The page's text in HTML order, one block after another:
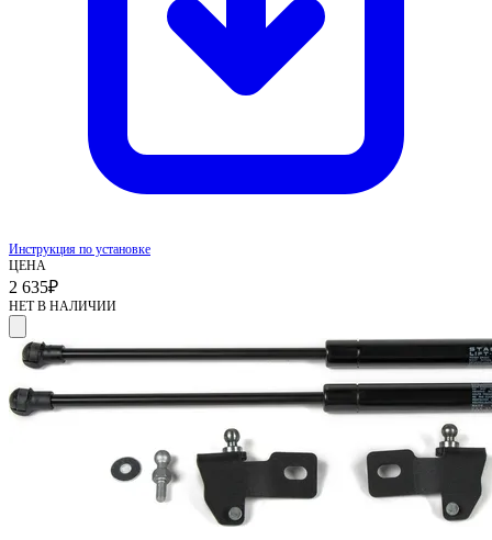
Инструкция по установке
ЦЕНА
2 635₽
НЕТ В НАЛИЧИИ